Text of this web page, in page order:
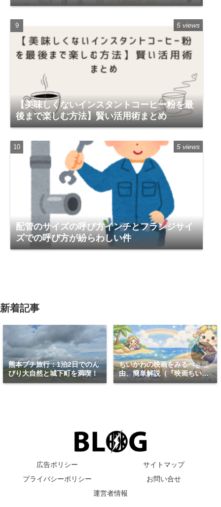
【美味しくないインスタントコーヒー粉を最
後まで楽しむ方法】賢い活用術まとめ
5 views
配管のサイズの呼び方インチとフランジサイ
ズでの呼び方が紛らわしい件
5 views
新着記事
熊本プチ旅行：1泊2日でのん
びり大自然と城下町を満喫！
ちいかわの映画をみるべき理
由、簡単解説（『映画ちいか
わ 人魚の島のひみつ』）
広告ポリシー
サイトマップ
プライバシーポリシー
お問い合せ
運営者情報